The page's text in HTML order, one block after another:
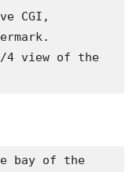
CGI,
4 view of the
bay of the